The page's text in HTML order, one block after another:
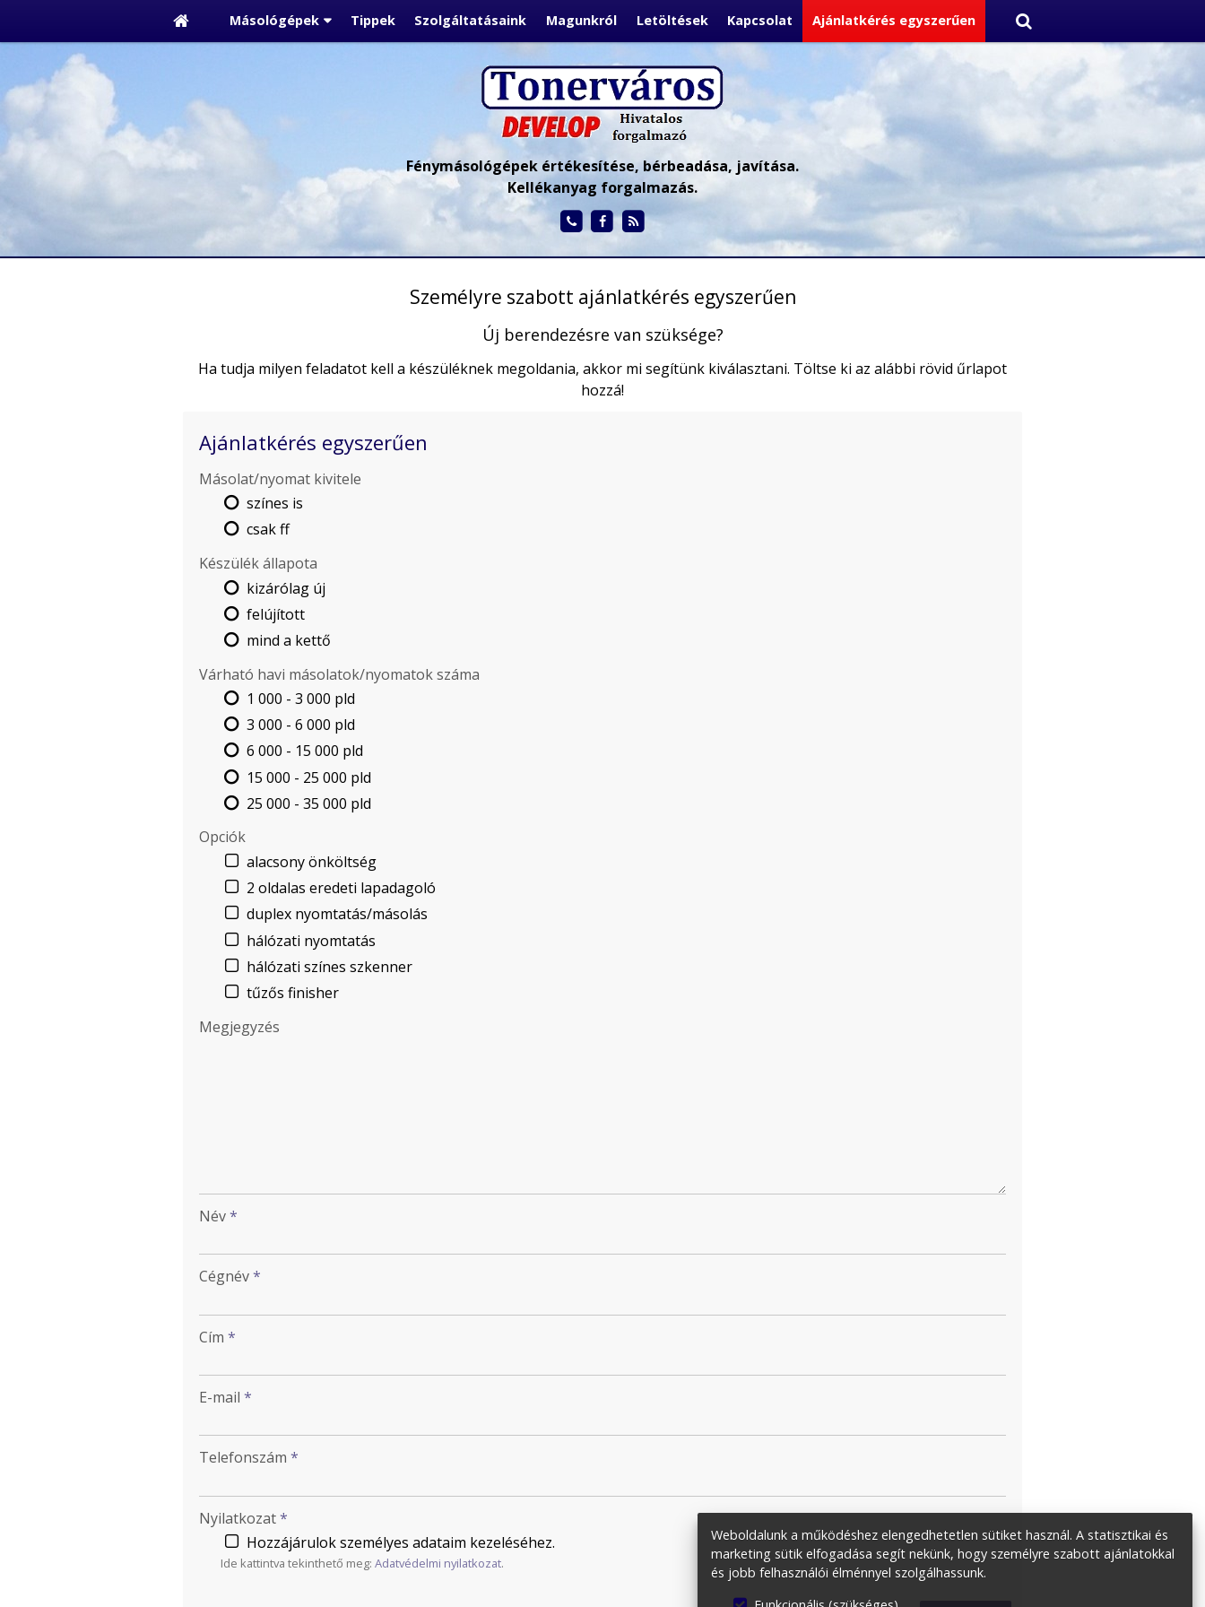
Másológépek Tippek Szolgáltatásaink Magunkról Letöltések Kapcsolat Ajánlatkérés egyszerűen
Fénymásológépek értékesítése, bérbeadása, javítása.
Kellékanyag forgalmazás.
Személyre szabott ajánlatkérés egyszerűen
Új berendezésre van szüksége?
Ha tudja milyen feladatot kell a készüléknek megoldania, akkor mi segítünk kiválasztani. Töltse ki az alábbi rövid űrlapot
hozzá!
Ajánlatkérés egyszerűen
Másolat/nyomat kivitele
színes is
csak ff
Készülék állapota
kizárólag új
felújított
mind a kettő
Várható havi másolatok/nyomatok száma
1 000 - 3 000 pld
3 000 - 6 000 pld
6 000 - 15 000 pld
15 000 - 25 000 pld
25 000 - 35 000 pld
Opciók
alacsony önköltség
2 oldalas eredeti lapadagoló
duplex nyomtatás/másolás
hálózati nyomtatás
hálózati színes szkenner
tűzős finisher
Megjegyzés
Név*
Cégnév*
Cím *
E-mail *
Telefonszám *
Nyilatkozat*
Hozzájárulok személyes adataim kezeléséhez.
Ide kattintva tekinthető meg: Adatvédelmi nyilatkozat.
Weboldalunk a működéshez elengedhetetlen sütiket használ. A statisztikai és
marketing sütik elfogadása segít nekünk, hogy személyre szabott ajánlatokkal
és jobb felhasználói élménnyel szolgálhassunk.